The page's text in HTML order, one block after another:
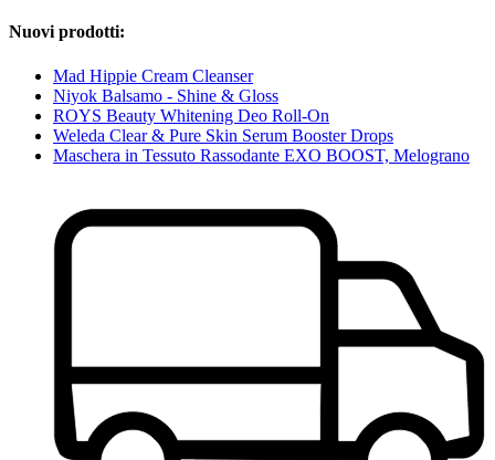
Nuovi prodotti:
Mad Hippie Cream Cleanser
Niyok Balsamo - Shine & Gloss
ROYS Beauty Whitening Deo Roll-On
Weleda Clear & Pure Skin Serum Booster Drops
Maschera in Tessuto Rassodante EXO BOOST, Melograno